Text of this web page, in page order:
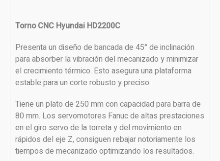
Torno CNC Hyundai HD2200C
Presenta un diseño de bancada de 45° de inclinación
para absorber la vibración del mecanizado y minimizar
el crecimiento térmico. Esto asegura una plataforma
estable para un corte robusto y preciso.
Tiene un plato de 250 mm con capacidad para barra de
80 mm. Los servomotores Fanuc de altas prestaciones
en el giro servo de la torreta y del movimiento en
rápidos del eje Z, consiguen rebajar notoriamente los
tiempos de mecanizado optimizando los resultados.